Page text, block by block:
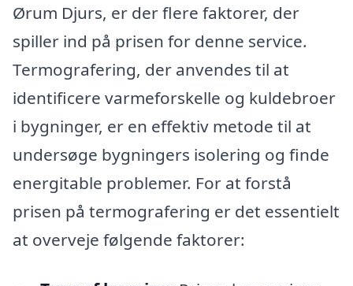
Ørum Djurs, er der flere faktorer, der
spiller ind på prisen for denne service.
Termografering, der anvendes til at
identificere varmeforskelle og kuldebroer
i bygninger, er en effektiv metode til at
undersøge bygningers isolering og finde
energitable problemer. For at forstå
prisen på termografering er det essentielt
at overveje følgende faktorer: